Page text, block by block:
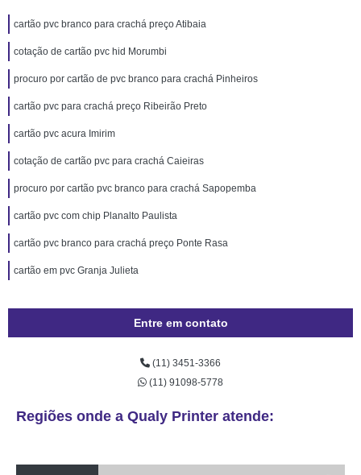
cartão pvc branco para crachá preço Atibaia
cotação de cartão pvc hid Morumbi
procuro por cartão de pvc branco para crachá Pinheiros
cartão pvc para crachá preço Ribeirão Preto
cartão pvc acura Imirim
cotação de cartão pvc para crachá Caieiras
procuro por cartão pvc branco para crachá Sapopemba
cartão pvc com chip Planalto Paulista
cartão pvc branco para crachá preço Ponte Rasa
cartão em pvc Granja Julieta
Entre em contato
(11) 3451-3366
(11) 91098-5778
Regiões onde a Qualy Printer atende: